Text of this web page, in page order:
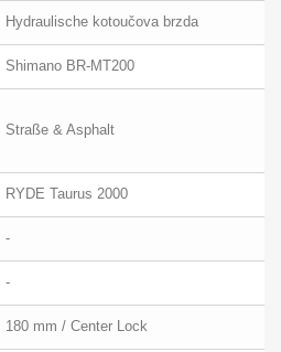
Hydraulische kotoučova brzda
Shimano BR-MT200
Straße & Asphalt
RYDE Taurus 2000
-
-
180 mm / Center Lock